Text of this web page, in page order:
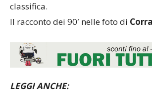
classifica.
Il racconto dei 90′ nelle foto di
LEGGI ANCHE: